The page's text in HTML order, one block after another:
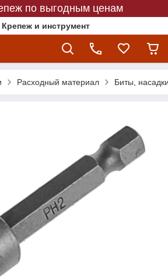
по выгодным ценам
и инструмент
Расходный материал Биты,